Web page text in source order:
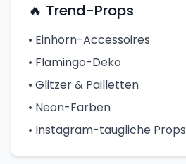
🔥 Trend-Props
• Einhorn-Accessoires
• Flamingo-Deko
• Glitzer & Pailletten
• Neon-Farben
• Instagram-taugliche Props